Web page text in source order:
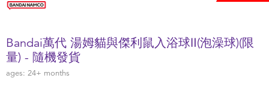
Batteries
Bandai萬代 湯姆貓與傑利鼠入浴球Ⅱ(泡澡球)(限
量) - 隨機發貨
ages: 24+ months